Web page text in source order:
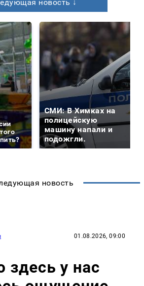
новость ↓
СМИ: В Химках на
полицейскую
машину напали и
подожгли.
новость
01.08.2026, 09:00
здесь у нас